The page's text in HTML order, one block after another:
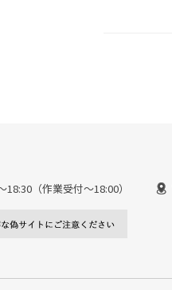
18:30（作業受付～18:00）